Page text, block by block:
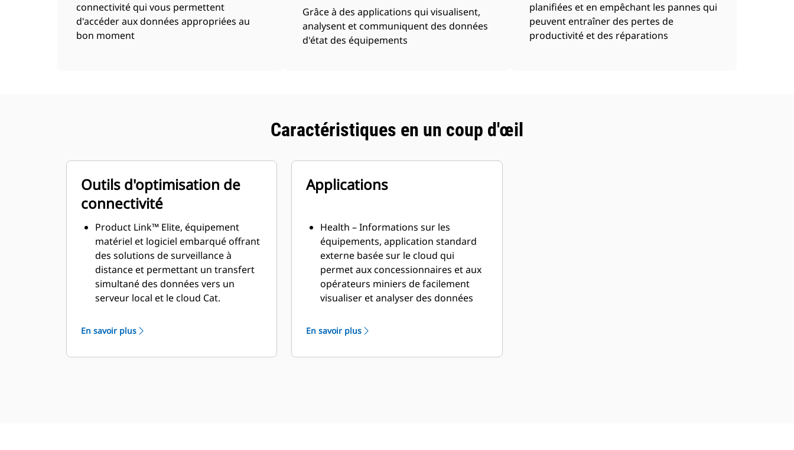
connectivité qui vous permettent
d'accéder aux données appropriées au
bon moment
Grâce à des applications qui visualisent,
analysent et communiquent des données
d'état des équipements
planifiées et en empêchant les pannes qui
peuvent entraîner des pertes de
productivité et des réparations
Caractéristiques en un coup d'œil
Outils d'optimisation de
connectivité
Product Link™ Elite, équipement
matériel et logiciel embarqué offrant
des solutions de surveillance à
distance et permettant un transfert
simultané des données vers un
serveur local et le cloud Cat.
données permettant un transfert de
plus de 150 points de donnée d'état
et de fonctionnement des machines
En savoir plus
Applications
Health – Informations sur les
équipements, application standard
externe basée sur le cloud qui
permet aux concessionnaires et aux
opérateurs miniers de facilement
visualiser et analyser des données
transmises par des équipements
miniers Cat ainsi que des
équipements d'autres constructeurs
En savoir plus